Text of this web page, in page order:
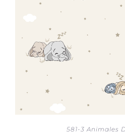
581-3 Animales